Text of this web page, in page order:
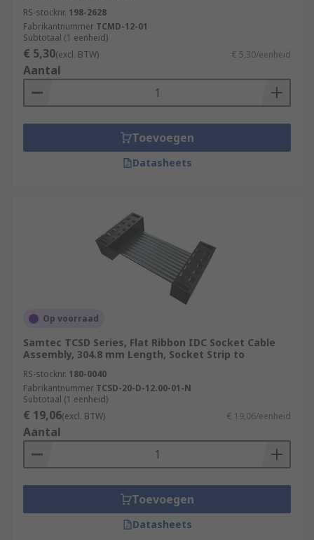
RS-stocknr. 198-2628
Fabrikantnummer TCMD-12-01
Subtotaal (1 eenheid)
€ 5,30(excl. BTW) € 5,30/eenheid
Aantal
Toevoegen
Datasheets
Op voorraad
Samtec TCSD Series, Flat Ribbon IDC Socket Cable
Assembly, 304.8 mm Length, Socket Strip to
RS-stocknr. 180-0040
Fabrikantnummer TCSD-20-D-12.00-01-N
Subtotaal (1 eenheid)
€ 19,06(excl. BTW) € 19,06/eenheid
Aantal
Toevoegen
Datasheets